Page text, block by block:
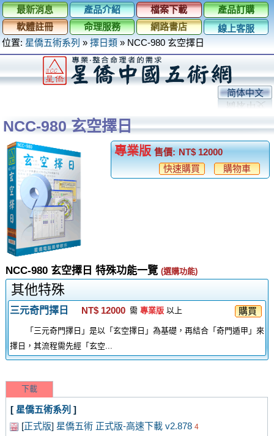
最新消息 產品介紹 檔案下載
產品訂購
軟體註冊
命理服務 網路書店
線上客服
位置: 星僑五術系列 » 擇日類 » NCC-980 玄空擇日
简体中文
NCC-980 玄空擇日
專業版 售價: NT$ 12000
購物車
快速購買
NCC-980 玄空擇日 特殊功能一覽 (選購功能)
其他特殊
三元奇門擇日 NT$ 12000 需 專業版以上 購買
「三元奇門擇日」是以「玄空擇日」為基礎，再結合「奇門遁甲」來
擇日，其流程需先經「玄空...
下載
[ 星僑五術系列 ]
[正式版] 星僑五術 正式版-高速下載 v2.878 4